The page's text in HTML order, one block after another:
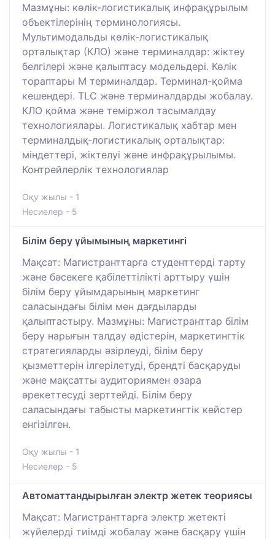
Мазмұны: көлік-логистикалық инфрақұрылым
объектілерінің терминологиясы.
Мультимодальды көлік-логистикалық
орталықтар (КЛО) және терминалдар: жіктеу
белгілері және қалыптасу модельдері. Көлік
тораптары М терминалдар. Терминал-қойма
кешендері. TLC және терминалдарды жобалау.
КЛО қойма және теміржол тасымалдау
технологиялары. Логистикалық хабтар мен
терминалдық-логистикалық орталықтар:
міндеттері, жіктелуі және инфрақұрылымы.
Контрейлерлік технологиялар
Оқу жылы - 1
Несиелер - 5
Білім беру ұйымының маркетингі
Мақсат: Магистранттарға студенттерді тарту
және бәсекеге қабілеттілікті арттыру үшін
білім беру ұйымдарының маркетинг
саласындағы білім мен дағдыларды
қалыптастыру. Мазмұны: Магистранттар білім
беру нарығын талдау әдістерін, маркетингтік
стратегияларды әзірлеуді, білім беру
қызметтерін ілгерілетуді, брендті басқаруды
және мақсатты аудиториямен өзара
әрекеттесуді зерттейді. Білім беру
саласындағы табысты маркетингтік кейстер
енгізілген.
Оқу жылы - 1
Несиелер - 5
Автоматтандырылған электр жетек теориясы
Мақсат: Магистранттарға электр жетекті
жүйелерді тиімді жобалау және басқару үшін